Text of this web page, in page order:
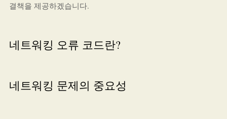
결책을 제공하겠습니다.
네트워킹 오류 코드란?
네트워킹 문제의 중요성